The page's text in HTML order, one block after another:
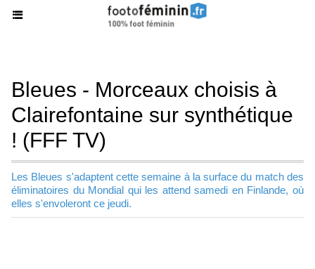
Bleues - Morceaux choisis à
Clairefontaine sur synthétique
! (FFF TV)
Les Bleues s'adaptent cette semaine à la surface du match des
éliminatoires du Mondial qui les attend samedi en Finlande, où
elles s'envoleront ce jeudi.